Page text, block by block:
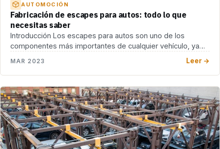
AUTOMOCIÓN
Fabricación de escapes para autos: todo lo que
necesitas saber
Introducción Los escapes para autos son uno de los
componentes más importantes de cualquier vehículo, ya
MAR 2023 Leer →